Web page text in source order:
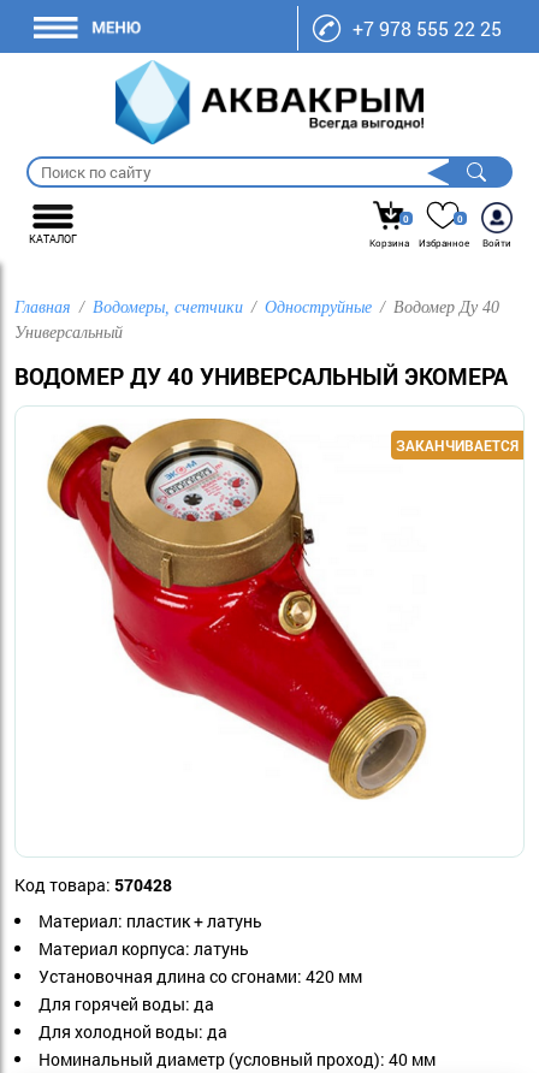
+7 978 555 22 25
КАТАЛОГ
0
Корзина
0
Избранное
Войти
Главная Водомеры, счетчики Одноструйные
Водомер Ду 40
Универсальный
ВОДОМЕР ДУ 40 УНИВЕРСАЛЬНЫЙ ЭКОМЕРА
Код товара: 570428
Материал: пластик + латунь
Материал корпуса: латунь
Установочная длина со сгонами: 420 мм
Для горячей воды: да
Для холодной воды: да
Номинальный диаметр (условный проход): 40 мм